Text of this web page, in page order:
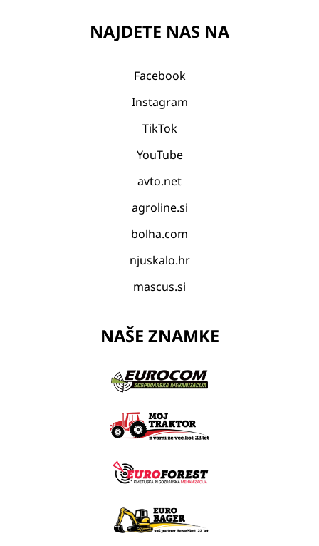
NAJDETE NAS NA
Facebook
Instagram
TikTok
YouTube
avto.net
agroline.si
bolha.com
njuskalo.hr
mascus.si
NAŠE ZNAMKE